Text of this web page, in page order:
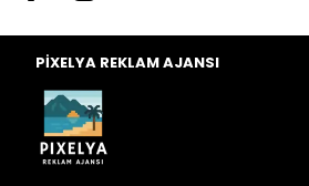
PİXELYA REKLAM AJANSI